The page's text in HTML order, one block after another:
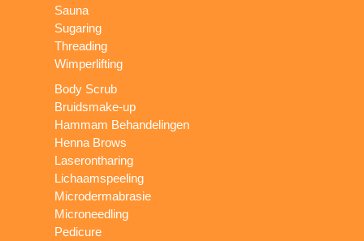
Sauna
Sugaring
Threading
Wimperlifting
Body Scrub
Bruidsmake-up
Hammam Behandelingen
Henna Brows
Laserontharing
Lichaamspeeling
Microdermabrasie
Microneedling
Pedicure